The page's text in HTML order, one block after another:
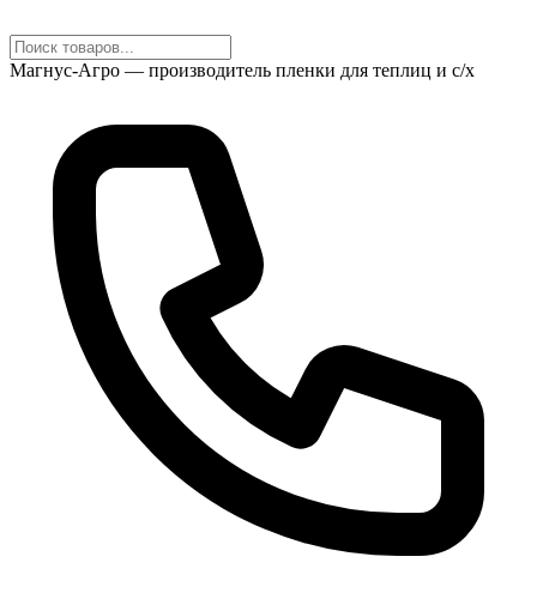
Магнус-Агро — производитель пленки для теплиц и с/х